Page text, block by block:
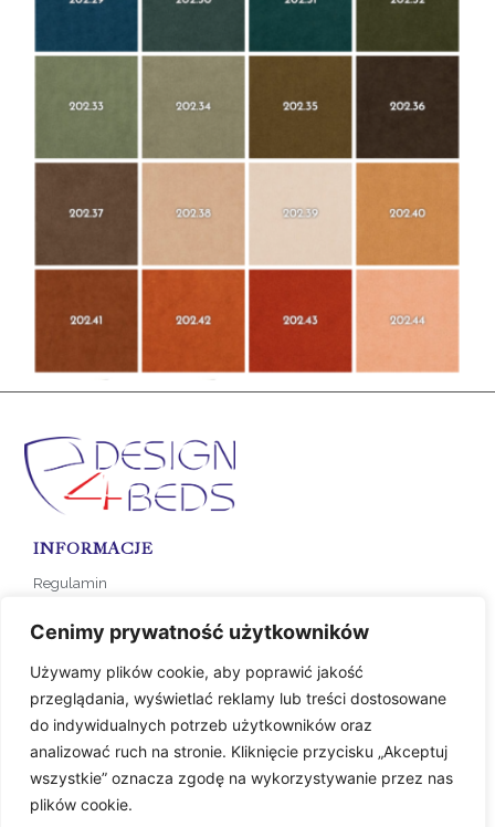
Cenimy prywatność użytkowników
Używamy plików cookie, aby poprawić jakość
przeglądania, wyświetlać reklamy lub treści dostosowane
do indywidualnych potrzeb użytkowników oraz
analizować ruch na stronie. Kliknięcie przycisku „Akceptuj
wszystkie” oznacza zgodę na wykorzystywanie przez nas
plików cookie.
INFORMACJE
Regulamin
Formy płatności
Koszty dostawy
SKLEP
KOLEKCJA NA ZAMÓWIENIE
KONTAKT